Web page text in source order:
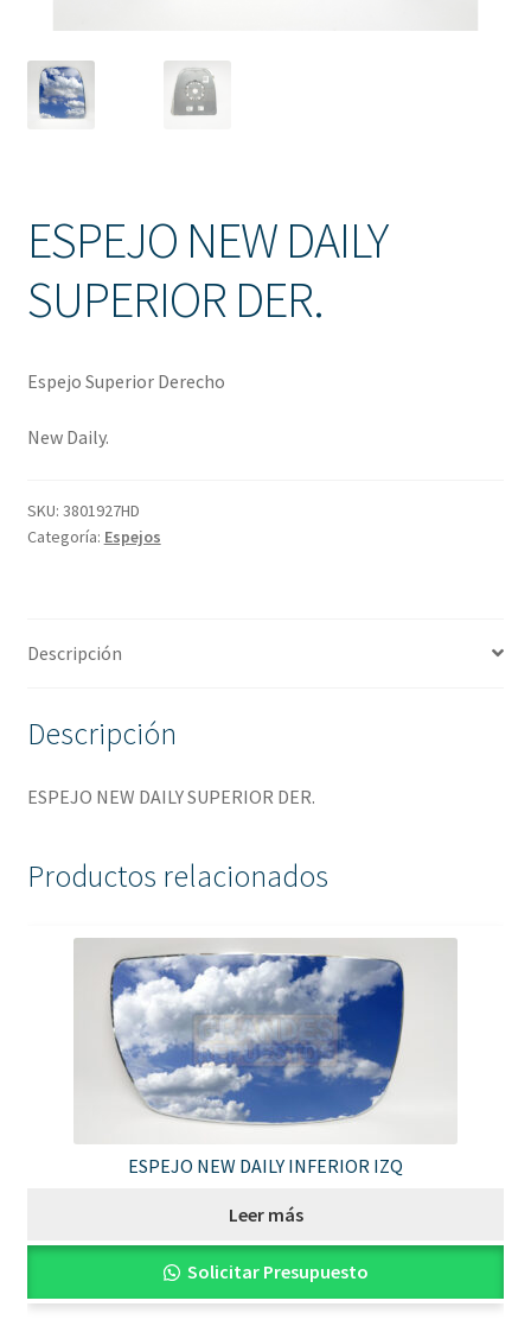
Sucursales
ESPEJO NEW DAILY
SUPERIOR DER.
Espejo Superior Derecho
New Daily.
SKU: 3801927HD
Categoría: Espejos
Descripción
Descripción
ESPEJO NEW DAILY SUPERIOR DER.
Productos relacionados
ESPEJO NEW DAILY INFERIOR IZQ
Leer más
Solicitar Presupuesto